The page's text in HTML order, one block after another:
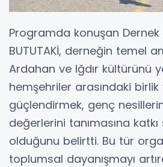
Programda konuşan Dernek
BUTUTAKİ, derneğin temel
Ardahan ve Iğdır kültürünü
hemşehriler arasındaki
güçlendirmek, genç
değerlerini tanımasına
olduğunu belirtti. Bu tür
toplumsal dayanışmayı